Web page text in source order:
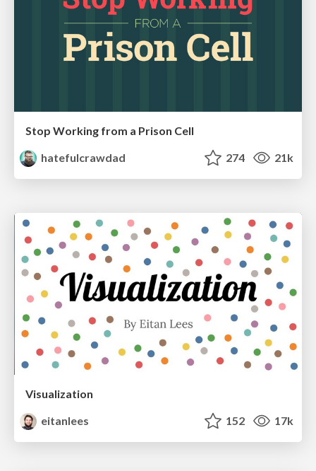
Stop Working from a Prison Cell
hatefulcrawdad
274 21k
Visualization
eitanlees
152 17k